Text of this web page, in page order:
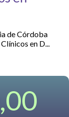
de Córdoba
en D...